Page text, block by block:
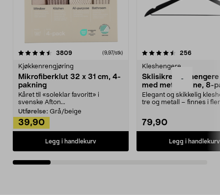
-
3809anmeldelser(9,97/stk)
Kjøkkenrengjøring
Mikrofiberklut 32 x 31 cm, 4-
pakning
Kåret til «soleklar favoritt» i
svenske Afton...
Utførelse: Grå/beige
39,90
Legg i handlekurv
4.5av 5 stjerner 256
Kleshengere
Sklisikre
med metallpinne, 8-
Elegant og skikkelig
tre og metall – finnes i
79,90
Legg i handlekurv
4.5av 5 stjerner